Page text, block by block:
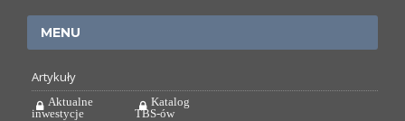
MENU
Artykuły
Aktualne
inwestycje
Katalog
TBS-ów